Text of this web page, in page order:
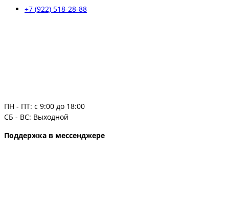
+7 (922) 518-28-88
ПН - ПТ: с 9:00 до 18:00
СБ - ВС: Выходной
Поддержка в мессенджере